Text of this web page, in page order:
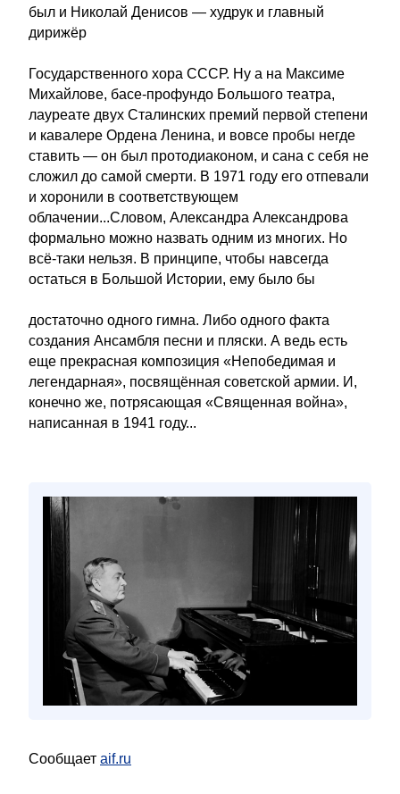
был и Николай Денисов — худрук и главный
дирижёр
Государственного хора СССР. Ну а на Максиме
Михайлове, басе-профундо Большого театра,
лауреате двух Сталинских премий первой степени
и кавалере Ордена Ленина, и вовсе пробы негде
ставить — он был протодиаконом, и сана с себя не
сложил до самой смерти. В 1971 году его отпевали
и хоронили в соответствующем
облачении...Словом, Александра Александрова
формально можно назвать одним из многих. Но
всё-таки нельзя. В принципе, чтобы навсегда
остаться в Большой Истории, ему было бы
достаточно одного гимна. Либо одного факта
создания Ансамбля песни и пляски. А ведь есть
еще прекрасная композиция «Непобедимая и
легендарная», посвящённая советской армии. И,
конечно же, потрясающая «Священная война»,
написанная в 1941 году...
Сообщает aif.ru